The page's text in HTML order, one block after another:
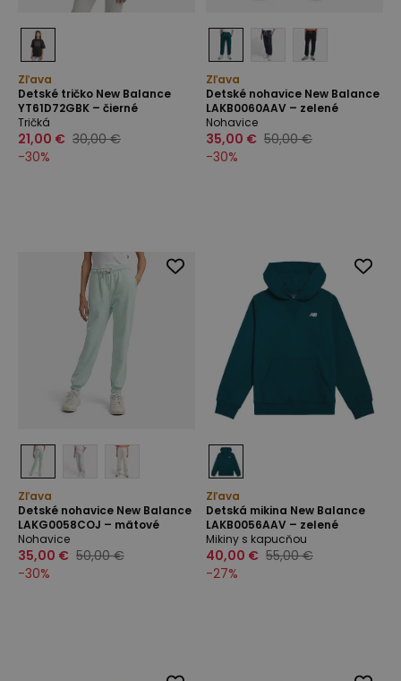
Zľava
Detské tričko New Balance
YT61D72GBK – čierné
Tričká
21,00 € 30,00 €
-30%
Zľava
Detské nohavice New Balance
LAKB0060AAV – zelené
Nohavice
35,00 € 50,00 €
-30%
Zľava
Detské nohavice New Balance
LAKG0058COJ – mätové
Nohavice
35,00 € 50,00 €
-30%
Zľava
Detská mikina New Balance
LAKB0056AAV – zelené
Mikiny s kapucňou
40,00 € 55,00 €
-27%